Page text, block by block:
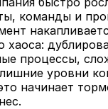
команды и
хаоса:
процессы,
уровни
начинает